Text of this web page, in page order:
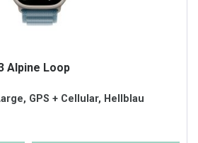
Alpine Loop
GPS + Cellular, Hellblau